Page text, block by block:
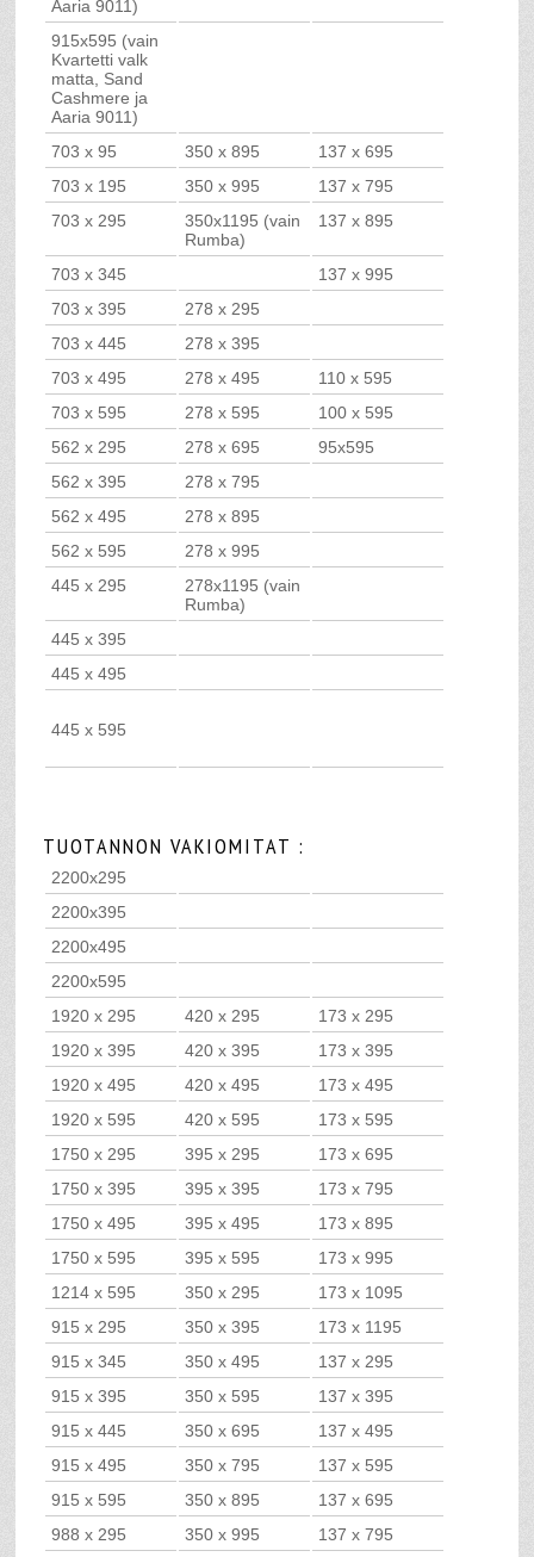
Aaria 9011)
915x595 (vain
Kvartetti valk
matta, Sand
Cashmere ja
Aaria 9011)
703 x 95
350 x 895
137 x 695
703 x 195
350 x 995
137 x 795
703 x 295
350x1195 (vain
Rumba)
137 x 895
703 x 345
137 x 995
703 x 395
278 x 295
703 x 445
278 x 395
703 x 495
278 x 495
110 x 595
703 x 595
278 x 595
100 x 595
562 x 295
278 x 695
95x595
562 x 395
278 x 795
562 x 495
278 x 895
562 x 595
278 x 995
445 x 295
278x1195 (vain
Rumba)
445 x 395
445 x 495
445 x 595
TUOTANNON VAKIOMITAT :
2200x295
2200x395
2200x495
2200x595
1920 x 295
420 x 295
173 x 295
1920 x 395
420 x 395
173 x 395
1920 x 495
420 x 495
173 x 495
1920 x 595
420 x 595
173 x 595
1750 x 295
395 x 295
173 x 695
1750 x 395
395 x 395
173 x 795
1750 x 495
395 x 495
173 x 895
1750 x 595
395 x 595
173 x 995
1214 x 595
350 x 295
173 x 1095
915 x 295
350 x 395
173 x 1195
915 x 345
350 x 495
137 x 295
915 x 395
350 x 595
137 x 395
915 x 445
350 x 695
137 x 495
915 x 495
350 x 795
137 x 595
915 x 595
350 x 895
137 x 695
988 x 295
350 x 995
137 x 795